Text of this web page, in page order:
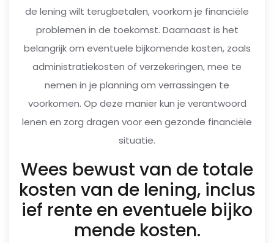
de lening wilt terugbetalen, voorkom je financiële
problemen in de toekomst. Daarnaast is het
belangrijk om eventuele bijkomende kosten, zoals
administratiekosten of verzekeringen, mee te
nemen in je planning om verrassingen te
voorkomen. Op deze manier kun je verantwoord
lenen en zorg dragen voor een gezonde financiële
situatie.
Wees bewust van de totale
kosten van de lening, inclus
ief rente en eventuele bijko
mende kosten.